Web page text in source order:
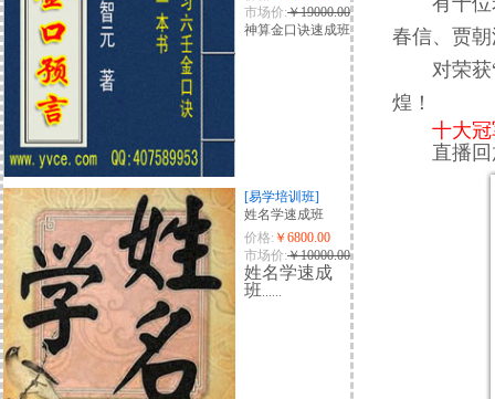
市场价:￥19000.00
神算金口诀速成班
[易学培训班]
姓名学速成班
价格: ￥6800.00
市场价:￥10000.00
姓名学速成
班......
春信、贾
对荣获“
煌！
十大冠
直播回